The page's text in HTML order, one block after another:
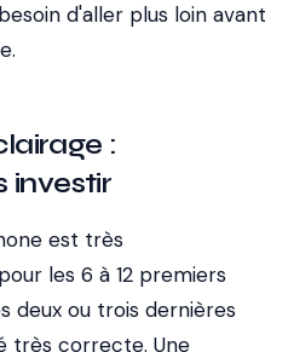
d'aller plus loin avant
:
investir
est très
les 6 à 12 premiers
deux ou trois dernières
très correcte. Une